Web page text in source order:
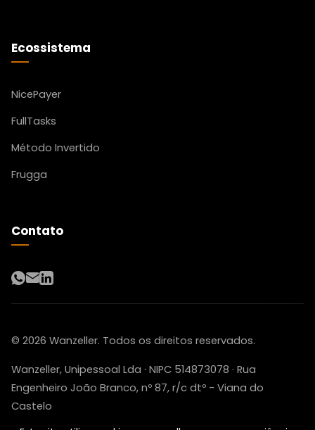
Ecossistema
NicePayer
FullTasks
Método Invertido
Frugga
Contato
WhatsApp
Email
LinkedIn
© 2026 Wanzeller. Todos os direitos reservados.
Wanzeller, Unipessoal Lda · NIPC 514873078 · Rua
Engenheiro João Branco, nº 87, r/c dtº - Viana do
Castelo